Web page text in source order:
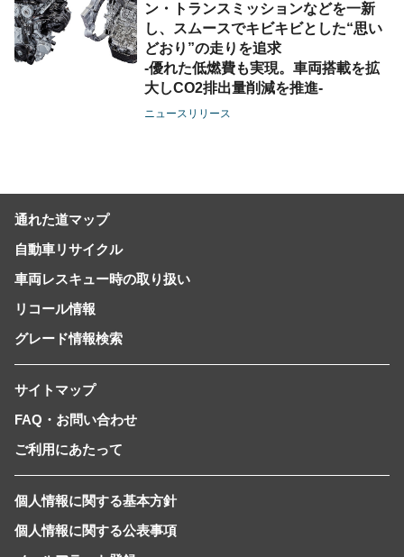
ン・トランスミッションなどを一新
し、スムースでキビキビとした“思い
どおり”の走りを追求
-優れた低燃費も実現。車両搭載を拡
大しCO2排出量削減を推進-
ニュースリリース
通れた道マップ
自動車リサイクル
車両レスキュー時の取り扱い
リコール情報
グレード情報検索
サイトマップ
FAQ・お問い合わせ
ご利用にあたって
個人情報に関する基本方針
個人情報に関する公表事項